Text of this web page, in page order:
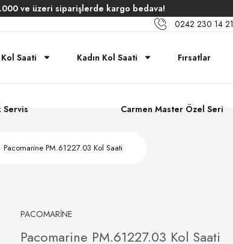
ve üzeri siparişlerde kargo bedava!
0242 230 14 21
Saati Kadın Kol Saati Fırsatlar
Servis Carmen Master Özel Seri
Pacomarine PM.61227.03 Kol Saati
PACOMARİNE
Pacomarine PM.61227.03 Kol Saati